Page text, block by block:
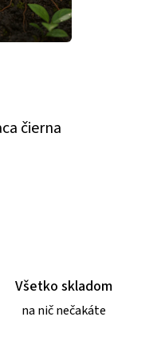
čierna
Všetko skladom
na nič nečakáte